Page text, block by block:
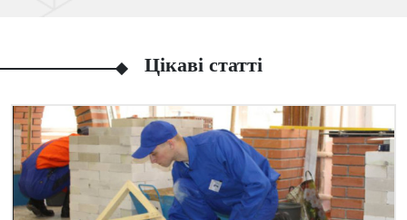
Цікаві статті